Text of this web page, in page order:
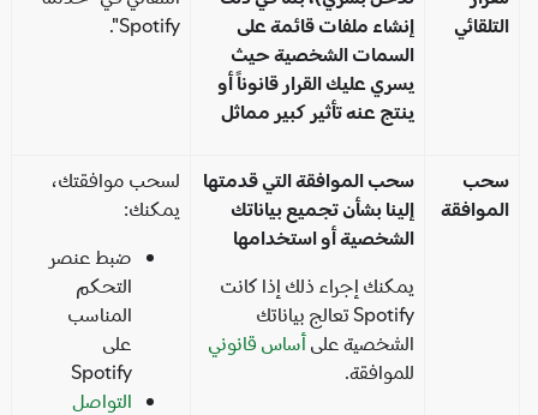
إنشاء ملفات قائمة على
السمات الشخصية حيث
يسري عليك القرار قانوناً أو
ينتج عنه تأثير كبير مماثل
Spotify".
سحب الموافقة التي قدمتها
إلينا بشأن تجميع بياناتك
الشخصية أو استخدامها
يمكنك إجراء ذلك إذا كانت
Spotify تعالج بياناتك
الشخصية علىأساس قانوني
للموافقة.
لسحب موافقتك،
يمكنك:
ضبط عنصر
التحكم
المناسب
Spotify
التواصل